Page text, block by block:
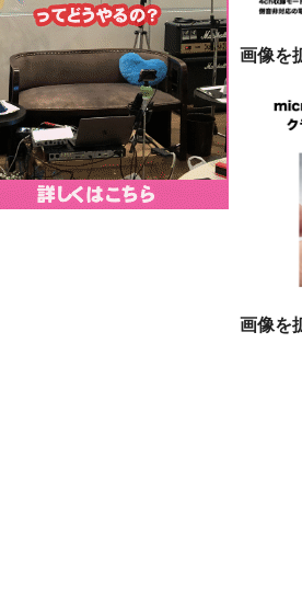
画像を
画像を